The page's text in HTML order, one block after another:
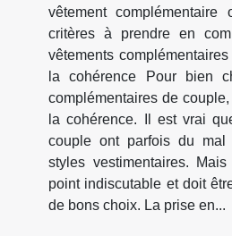
vêtement complémentaire
critères à prendre en
vêtements
la cohérence Pour bien
complémentaires de
la cohérence. Il est vrai
couple ont parfois du mal
styles vestimentaires.
point indiscutable et doit
de bons choix. La prise en...